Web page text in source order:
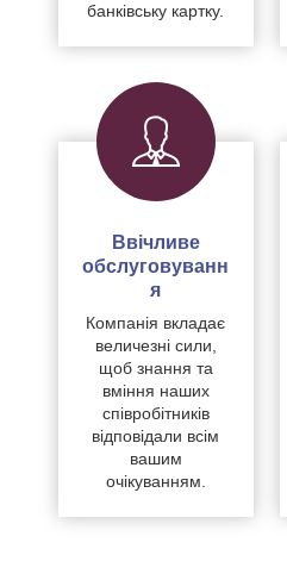
банківську картку.
Ввічливе
обслуговуванн
я
Компанія вкладає
величезні сили,
щоб знання та
вміння наших
співробітників
відповідали всім
вашим
очікуванням.